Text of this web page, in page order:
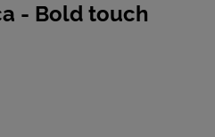
kleuren. Liever nog
boxspring configurator
matrassen en
- Bold touch